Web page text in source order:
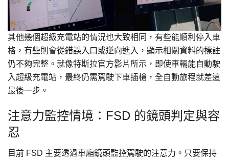
其他幾個超級充電站的情況也大致相同，有些能順利停入車
格，有些則會從錯誤入口或逆向進入，顯示相關資料的標註
仍不夠完整。就像特斯拉官方影片所示，即使車輛能自動駛
入超級充電站，最終仍需駕駛下車插槍，全自動旅程就差這
最後一步。
注意力監控情境：FSD 的鏡頭判定與容
忍
目前 FSD 主要透過車廂鏡頭監控駕駛的注意力。只要保持